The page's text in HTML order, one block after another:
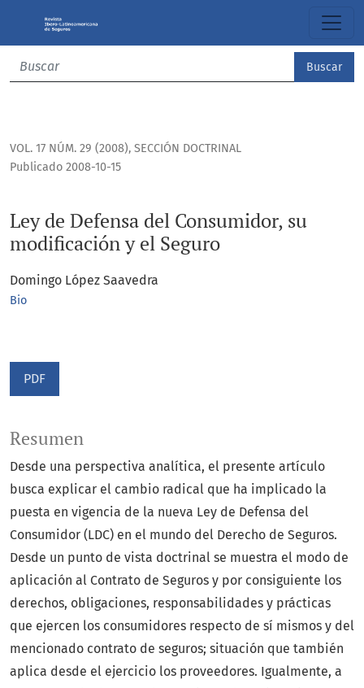
Buscar
VOL. 17 NÚM. 29 (2008), SECCIÓN DOCTRINAL
Ley de Defensa del Consumidor, su
modificación y el Seguro
Publicado 2008-10-15
Domingo López Saavedra
Bio
PDF
Resumen
Desde una perspectiva analítica, el presente artículo
busca explicar el cambio radical que ha implicado la
puesta en vigencia de la nueva Ley de Defensa del
Consumidor (LDC) en el mundo del Derecho de Seguros.
Desde un punto de vista doctrinal se muestra el modo de
aplicación al Contrato de Seguros y por consiguiente los
derechos, obligaciones, responsabilidades y prácticas
que ejercen los consumidores respecto de sí mismos y del
mencionado contrato de seguros; situación que también
aplica desde el ejercicio los proveedores. Igualmente, a